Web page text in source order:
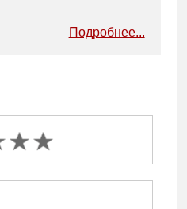
Подробнее...